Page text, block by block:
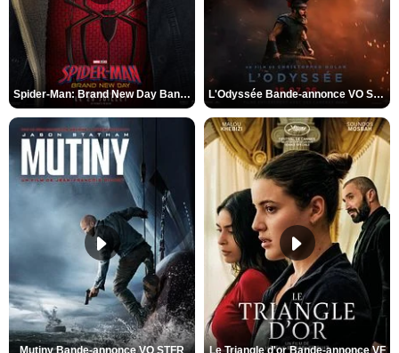
Spider-Man: Brand New Day Bande-annonce VO STFR L'Odyssée Bande-annonce VO STFR